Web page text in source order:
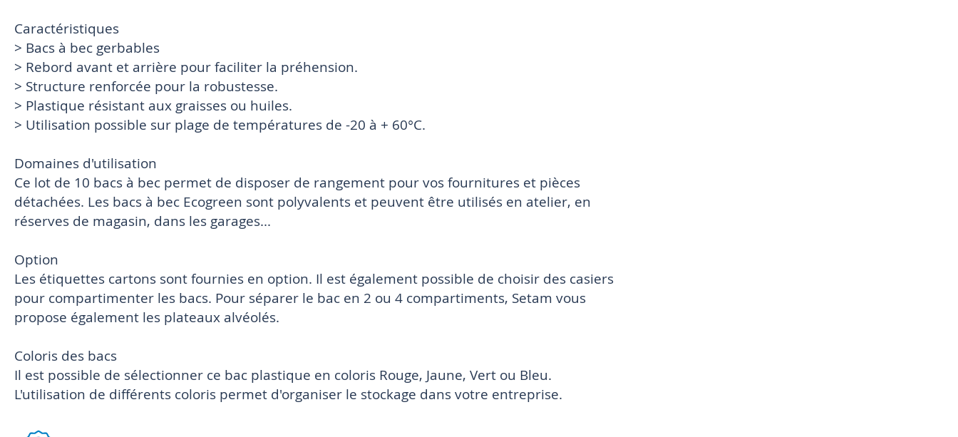
Caractéristiques
> Bacs à bec gerbables
> Rebord avant et arrière pour faciliter la préhension.
> Structure renforcée pour la robustesse.
> Plastique résistant aux graisses ou huiles.
> Utilisation possible sur plage de températures de -20 à + 60°C.
Domaines d'utilisation
Ce lot de 10 bacs à bec permet de disposer de rangement pour vos fournitures et pièces
détachées. Les bacs à bec Ecogreen sont polyvalents et peuvent être utilisés en atelier, en
réserves de magasin, dans les garages...
Option
Les étiquettes cartons sont fournies en option. Il est également possible de choisir des casiers
pour compartimenter les bacs. Pour séparer le bac en 2 ou 4 compartiments, Setam vous
propose également les plateaux alvéolés.
Coloris des bacs
Il est possible de sélectionner ce bac plastique en coloris Rouge, Jaune, Vert ou Bleu.
L'utilisation de différents coloris permet d'organiser le stockage dans votre entreprise.